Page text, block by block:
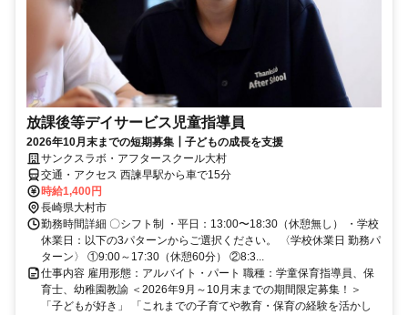
放課後等デイサービス児童指導員
2026年10月末までの短期募集┃子どもの成長を支援
サンクスラボ・アフタースクール大村
交通・アクセス 西諫早駅から車で15分
時給1,400円
長崎県大村市
勤務時間詳細 〇シフト制 ・平日：13:00〜18:30（休憩無し） ・学校
休業日：以下の3パターンからご選択ください。 〈学校休業日 勤務パ
ターン〉 ①9:00～17:30（休憩60分） ②8:3...
仕事内容 雇用形態：アルバイト・パート 職種：学童保育指導員、保
育士、幼稚園教諭 ＜2026年9月～10月末までの期間限定募集！＞
「子どもが好き」 「これまでの子育てや教育・保育の経験を活かし